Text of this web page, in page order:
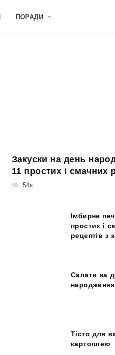
ПОРАДИ
Закуски на день
11 простих і смачних
54к.
Імбирне
простих і
рецептів з
Салати на
народження
Тісто для
картоплею